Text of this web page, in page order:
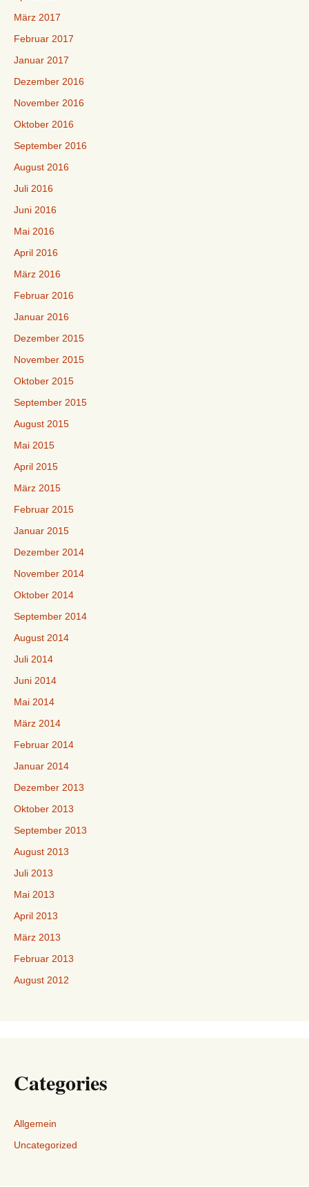
März 2017
Februar 2017
Januar 2017
Dezember 2016
November 2016
Oktober 2016
September 2016
August 2016
Juli 2016
Juni 2016
Mai 2016
April 2016
März 2016
Februar 2016
Januar 2016
Dezember 2015
November 2015
Oktober 2015
September 2015
August 2015
Mai 2015
April 2015
März 2015
Februar 2015
Januar 2015
Dezember 2014
November 2014
Oktober 2014
September 2014
August 2014
Juli 2014
Juni 2014
Mai 2014
März 2014
Februar 2014
Januar 2014
Dezember 2013
Oktober 2013
September 2013
August 2013
Juli 2013
Mai 2013
April 2013
März 2013
Februar 2013
August 2012
Categories
Allgemein
Uncategorized